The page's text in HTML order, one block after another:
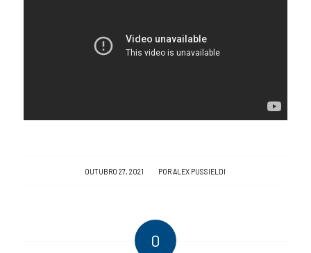
OUTUBRO 27, 2021
/ PORALEX PUSSIELDI
0